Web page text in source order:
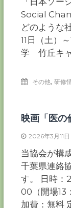
Social
どのような
11日（土）
学 竹丘キ
その他,研修
映画「医の
2026年3月11日
当協会が構
千葉県連絡
す。 日時：
00（開場13
加費：無料